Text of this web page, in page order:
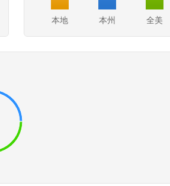
本地 本州 全美